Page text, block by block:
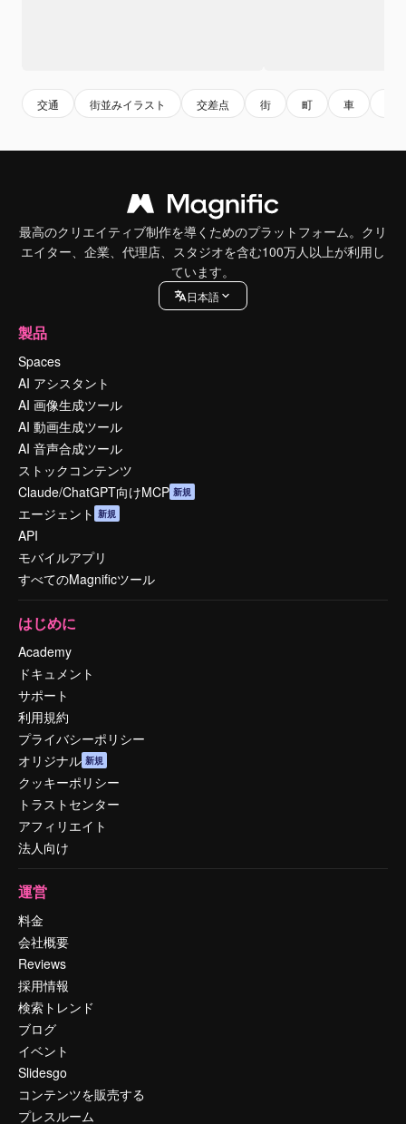
交通 街並みイラスト 交差点 街 町 車
最高のクリエイティブ制作を導くためのプラットフォーム。クリ
エイター、企業、代理店、スタジオを含む100万人以上が利用し
ています。
日本語
製品
Spaces
AI アシスタント
AI 画像生成ツール
AI 動画生成ツール
AI 音声合成ツール
ストックコンテンツ
Claude/ChatGPT向けMCP 新規
エージェント 新規
API
モバイルアプリ
すべてのMagnificツール
はじめに
Academy
ドキュメント
サポート
利用規約
プライバシーポリシー
オリジナル 新規
クッキーポリシー
トラストセンター
アフィリエイト
法人向け
運営
料金
会社概要
Reviews
採用情報
検索トレンド
ブログ
イベント
Slidesgo
コンテンツを販売する
プレスルーム